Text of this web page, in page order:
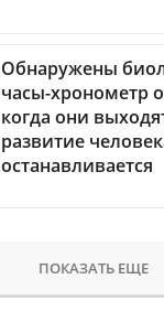
Обнаружены
часы-хронометр
когда они
развитие
останавливается
ПОКАЗАТЬ ЕЩЕ